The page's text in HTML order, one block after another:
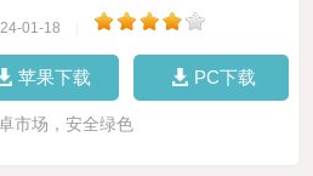
01-18
苹果下载 PC下载
市场，安全绿色